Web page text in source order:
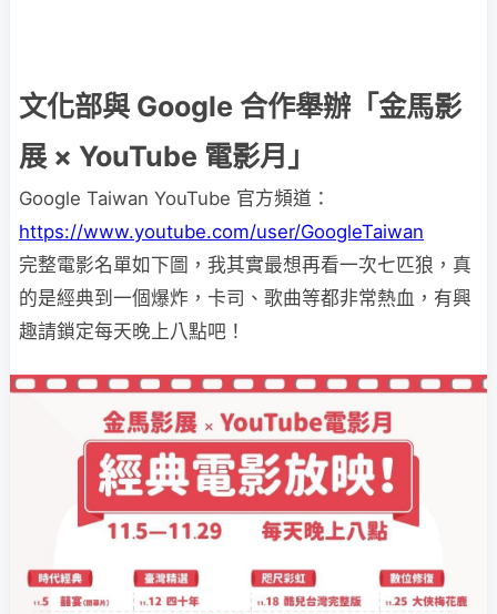
文化部與 Google 合作舉辦「金馬影
展 × YouTube 電影月」
Google Taiwan YouTube 官方頻道：
https://www.youtube.com/user/GoogleTaiwan
完整電影名單如下圖，我其實最想再看一次七匹狼，真
的是經典到一個爆炸，卡司、歌曲等都非常熱血，有興
趣請鎖定每天晚上八點吧！